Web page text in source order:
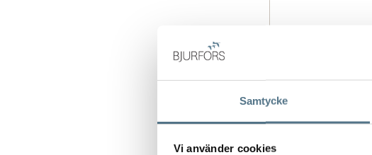
Samtycke
Vi använder cookies